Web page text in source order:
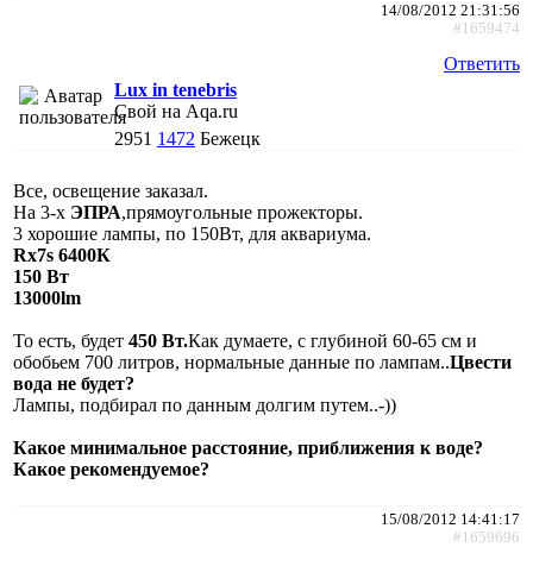
14/08/2012 21:31:56
#1659474
Ответить
Lux in tenebris
Свой на Aqa.ru
2951 1472 Бежецк
Все, освещение заказал.
На 3-х ЭПРА,прямоугольные прожекторы.
3 хорошие лампы, по 150Вт, для аквариума.
Rx7s 6400К
150 Вт
13000lm
То есть, будет 450 Вт.Как думаете, с глубиной 60-65 см и
обобьем 700 литров, нормальные данные по лампам..Цвести
вода не будет?
Лампы, подбирал по данным долгим путем..-))
Какое минимальное расстояние, приближения к воде?
Какое рекомендуемое?
15/08/2012 14:41:17
#1659696